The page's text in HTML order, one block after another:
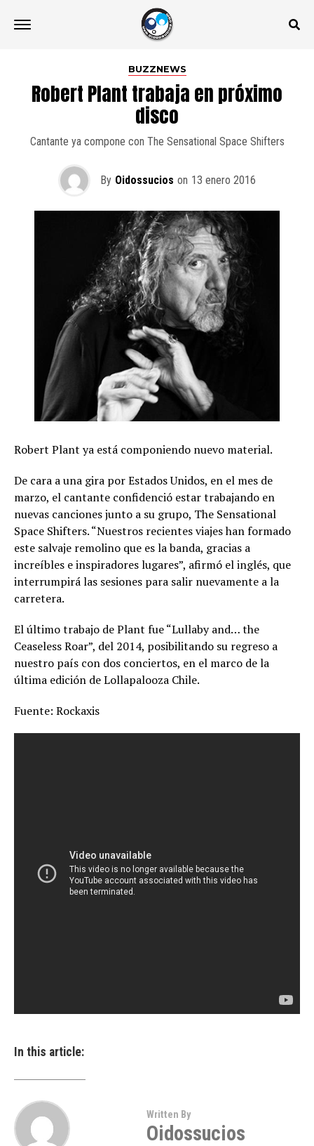
BUZZNEWS
Robert Plant trabaja en próximo
disco
Cantante ya compone con The Sensational Space Shifters
By Oidossucios on 13 enero 2016
Robert Plant ya está componiendo nuevo material.
De cara a una gira por Estados Unidos, en el mes de
marzo, el cantante confidenció estar trabajando en
nuevas canciones junto a su grupo, The Sensational
Space Shifters. “Nuestros recientes viajes han formado
este salvaje remolino que es la banda, gracias a
increíbles e inspiradores lugares”, afirmó el inglés, que
interrumpirá las sesiones para salir nuevamente a la
carretera.
El último trabajo de Plant fue “Lullaby and… the
Ceaseless Roar”, del 2014, posibilitando su regreso a
nuestro país con dos conciertos, en el marco de la
última edición de Lollapalooza Chile.
Fuente: Rockaxis
In this article:
Written By
Oidossucios